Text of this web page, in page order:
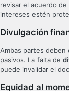
revisar el acuerdo
intereses estén
Divulgación
Ambas partes deben
pasivos. La falta de
puede invalidar el
Equidad al